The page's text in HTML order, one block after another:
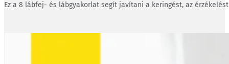
Ez a 8 lábfej- és lábgyakorlat segít javítani a keringést, az